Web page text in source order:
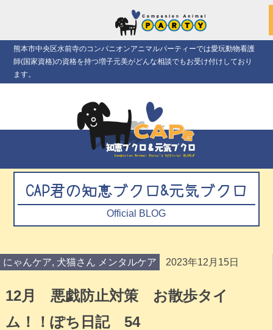
熊本市中央区水前寺のコンパニオンアニマルパーティーでは愛玩動物看護
師(国家資格)の資格を持つ増子元美がどんな相談でもお受け付けしており
ます。
CAP君の知恵ブクロ&元気ブクロ
Official BLOG
にゃんケア, 犬猫さん メンタルケア 2023年12月15日
12月 悪戯防止対策 お散歩タイ
ム！！ぽち日記 54